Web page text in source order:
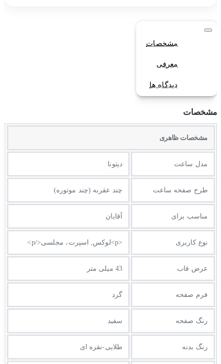
مشخصات
معرفی
دیدگاه ها
مشخصات
مشخصات ظاهری
مدل ساعت دیتونا
طرح صفحه ساعت چند عقربه (چند موتوره)
مناسب برای آقایان
نوع کاربری <p>لوکس, اسپرت، مجلسی</p>
عرض قاب 43 میلی متر
فرم صفحه گرد
رنگ صفحه سفید
رنگ بدنه طلایی-نقره ای